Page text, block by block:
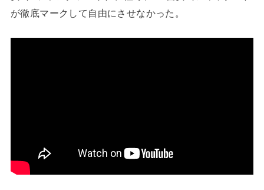
が徹底マークして自由にさせなかった。